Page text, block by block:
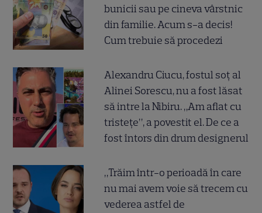
bunicii sau pe cineva vârstnic
din familie. Acum s-a decis!
Cum trebuie să procedezi
Alexandru Ciucu, fostul soț al
Alinei Sorescu, nu a fost lăsat
să intre la Nibiru. „Am aflat cu
tristețe”, a povestit el. De ce a
fost întors din drum designerul
„Trăim într-o perioadă în care
nu mai avem voie să trecem cu
vederea astfel de